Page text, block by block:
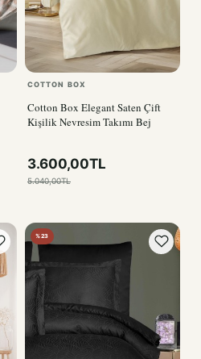
COTTON BOX
Cotton Box Elegant Saten Çift
Kişilik Nevresim Takımı Bej
3.600,00TL
5.040,00TL
%23